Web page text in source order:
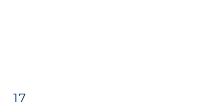
Item detail
17